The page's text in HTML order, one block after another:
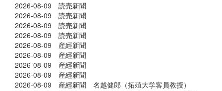
2026-08-09 読売新聞
2026-08-09 読売新聞
2026-08-09 読売新聞
2026-08-09 読売新聞
2026-08-09 産經新聞
2026-08-09 産經新聞
2026-08-09 産經新聞
2026-08-09 産經新聞
2026-08-09 産經新聞 名越健郎（拓殖大学客員教授）